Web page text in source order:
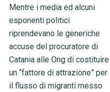
Mentre i media ed alcuni
esponenti politici
riprendevano le generiche
accuse del procuratore di
Catania alle Ong di costituire
un “fattore di attrazione” per
il flusso di migranti messo